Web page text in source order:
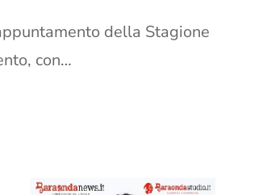
della Stagione
con…